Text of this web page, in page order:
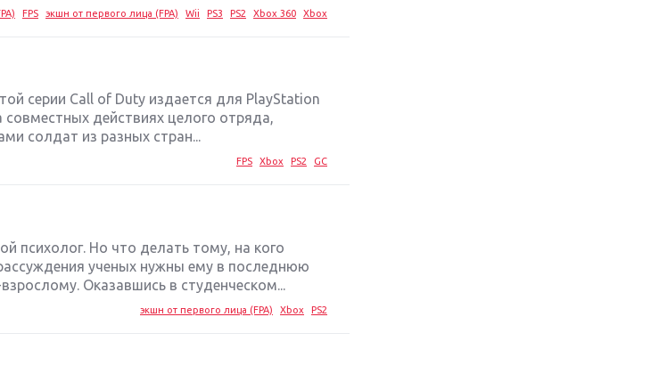
FPS экшн от первого лица (FPA) Wii PS3 PS2 Xbox 360 Xbox
серии Call of Duty издается для PlayStation
действиях целого отряда,
солдат из разных стран...
FPS Xbox PS2 GC
психолог. Но что делать тому, на кого
ученых нужны ему в последнюю
Оказавшись в студенческом...
экшн от первого лица (FPA) Xbox PS2